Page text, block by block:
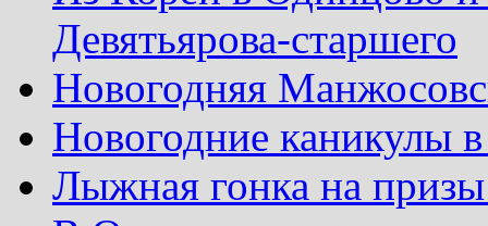
Девятьярова-старшего
Новогодняя
Новогодние каникулы
Лыжная гонка на